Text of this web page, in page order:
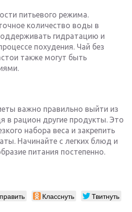
питьевого режима.
количество воды в
гидратацию и
похудения. Чай без
также могут быть
важно правильно выйти из
в рацион другие продукты. Это
набора веса и закрепить
Начинайте с легких блюд и
питания постепенно.
Класснуть Твитнуть